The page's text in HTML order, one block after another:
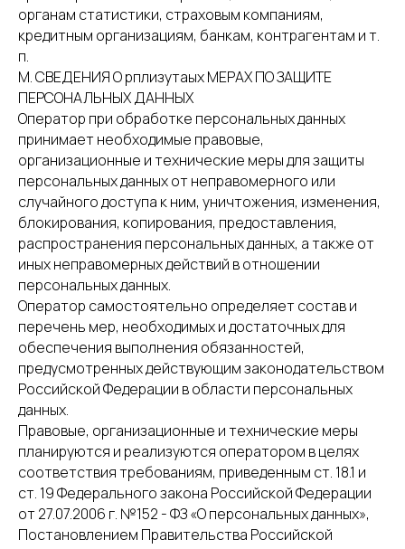
органам статистики, страховым компаниям,
кредитным организациям, банкам, контрагентам и т.
п.
М. СВЕДЕНИЯ О рплизутаых МЕРАХ ПО ЗАЩИТЕ
ПЕРСОНАЛЬНЫХ ДАННЫХ
Оператор при обработке персональных данных
принимает необходимые правовые,
организационные и технические меры для защиты
персональных данных от неправомерного или
случайного доступа к ним, уничтожения, изменения,
блокирования, копирования, предоставления,
распространения персональных данных, а также от
иных неправомерных действий в отношении
персональных данных.
Оператор самостоятельно определяет состав и
перечень мер, необходимых и достаточных для
обеспечения выполнения обязанностей,
предусмотренных действующим законодательством
Российской Федерации в области персональных
данных.
Правовые, организационные и технические меры
планируются и реализуются оператором в целях
соответствия требованиям, приведенным ст. 18.1 и
ст. 19 Федерального закона Российской Федерации
от 27.07.2006 г. №152 - ФЗ «О персональных данных»,
Постановлением Правительства Российской